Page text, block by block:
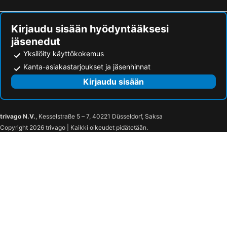
Kirjaudu sisään hyödyntääksesi
jäsenedut
Yksilöity käyttökokemus
Kanta-asiakastarjoukset ja jäsenhinnat
Kirjaudu sisään
trivago N.V., Kesselstraße 5 – 7, 40221 Düsseldorf, Saksa
Copyright 2026 trivago | Kaikki oikeudet pidätetään.